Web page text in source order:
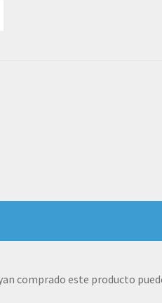
comprado este producto